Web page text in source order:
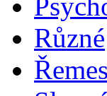
Různé